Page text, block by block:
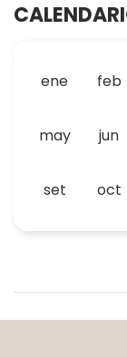
ene feb
may jun
set oct